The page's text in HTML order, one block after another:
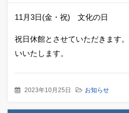
11月3日(金・祝) 文化の日
祝日休館とさせていただきます
いいたします。
2023年10月25日 お知らせ